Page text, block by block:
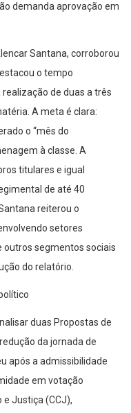
demanda aprovação em
Santana, corroborou
o tempo
realização de duas a três
A meta é clara:
o “mês do
à classe. A
titulares e igual
de até 40
reiterou o
setores
outros segmentos sociais
do relatório.
duas Propostas de
da jornada de
após a admissibilidade
em votação
Justiça (CCJ),